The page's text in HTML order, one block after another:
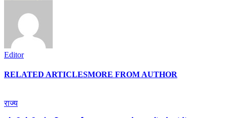
Editor
RELATED ARTICLESMORE FROM AUTHOR
राज्य